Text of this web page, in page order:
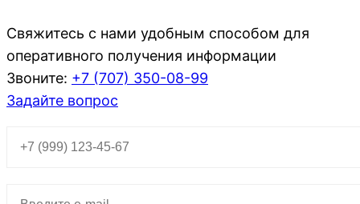
Свяжитесь с нами удобным способом для
оперативного получения информации
Звоните: +7 (707) 350-08-99
Задайте вопрос